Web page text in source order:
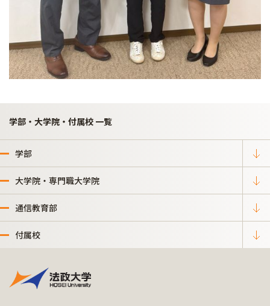
学部・大学院・付属校 一覧
学部
大学院・専門職大学院
通信教育部
付属校